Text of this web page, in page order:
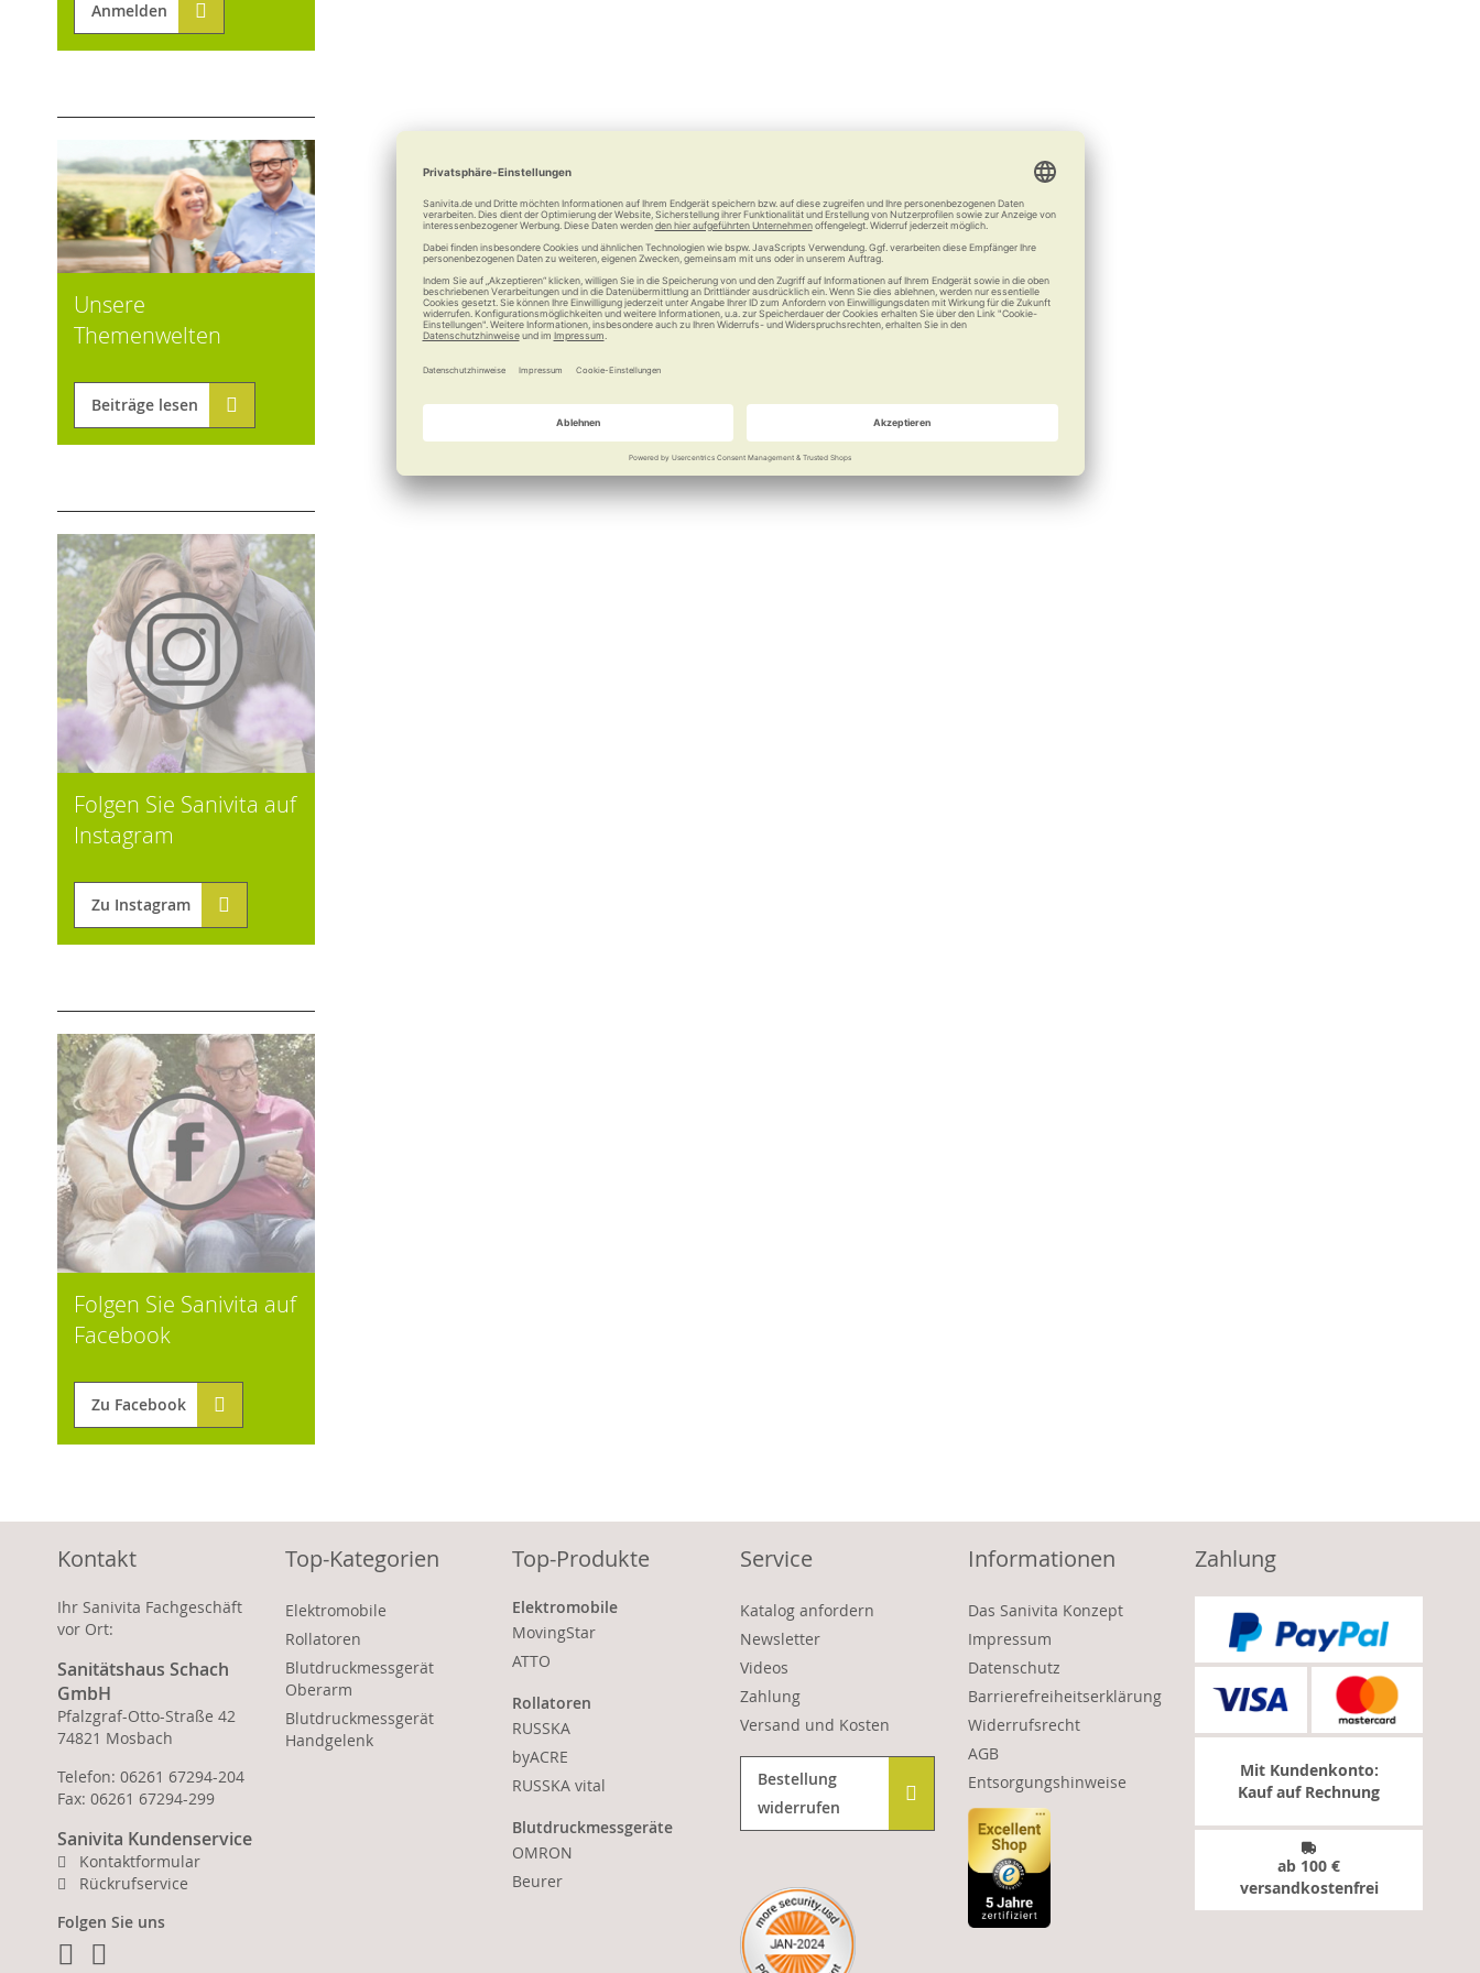
Anmelden
Unsere
Themenwelten
Beiträge lesen
Folgen Sie Sanivita auf
Instagram
Zu Instagram
Folgen Sie Sanivita auf
Facebook
Zu Facebook
Kontakt
Ihr Sanivita Fachgeschäft
vor Ort:
Sanitätshaus Schach
GmbH
Pfalzgraf-Otto-Straße 42
74821 Mosbach
Telefon: 06261 67294-204
Fax: 06261 67294-299
Sanivita Kundenservice
Kontaktformular
Rückrufservice
Folgen Sie uns
Facebook
Top-Kategorien
Elektromobile
Rollatoren
Blutdruckmessgerät
Oberarm
Blutdruckmessgerät
Handgelenk
Top-Produkte
Elektromobile
MovingStar
ATTO
Rollatoren
RUSSKA
byACRE
RUSSKA vital
Blutdruckmessgeräte
OMRON
Beurer
Service
Katalog anfordern
Newsletter
Videos
Zahlung
Versand und Kosten
Bestellung
widerrufen
Informationen
Das Sanivita Konzept
Impressum
Datenschutz
Barrierefreiheitserklärung
Widerrufsrecht
AGB
Entsorgungshinweise
Zahlung
Mit Kundenkonto:
Kauf auf Rechnung
ab 100 €
versandkostenfrei